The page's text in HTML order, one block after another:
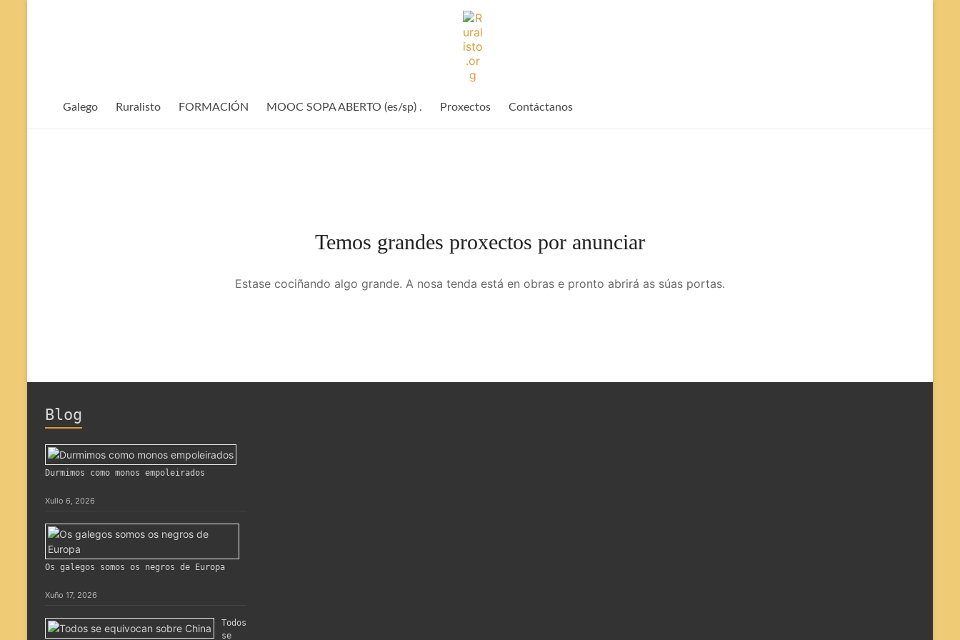
Ruralisto.org
rural
Galego Ruralisto FORMACIÓN MOOC SOPA ABERTO (es/sp) . Proxectos Contáctanos
Temos grandes proxectos por anunciar
Estase cociñando algo grande. A nosa tenda está en obras e pronto abrirá as súas portas.
Blog
Durmimos como monos empoleirados
Xullo 6, 2026
Os galegos somos os negros de Europa
Xuño 17, 2026
Todos
se